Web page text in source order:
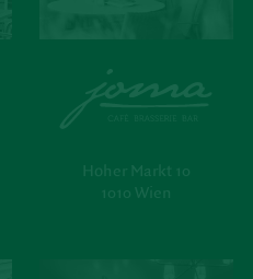
Hoher Markt 10
1010 Wien